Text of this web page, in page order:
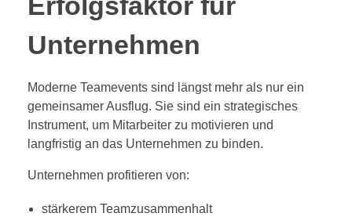
Erfolgsfaktor für
Unternehmen
Moderne Teamevents sind längst mehr als nur ein
gemeinsamer Ausflug. Sie sind ein strategisches
Instrument, um Mitarbeiter zu motivieren und
langfristig an das Unternehmen zu binden.
Unternehmen profitieren von:
stärkerem Teamzusammenhalt